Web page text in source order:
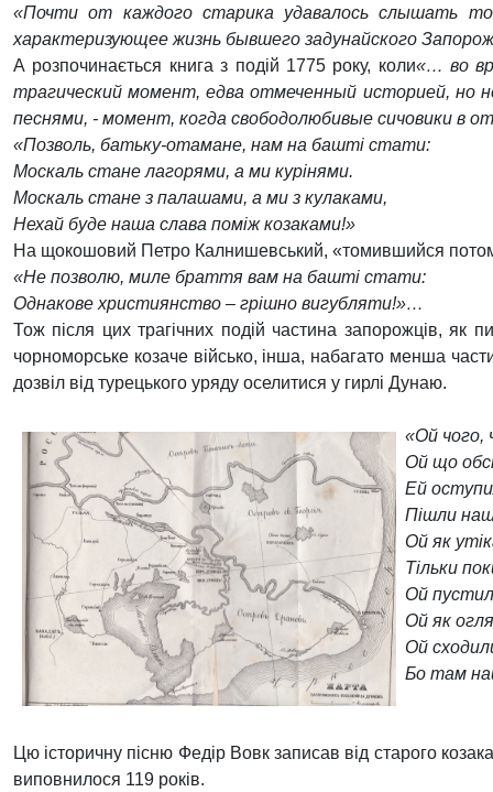
«Почти от каждого старика удавалось слышать
характеризующее жизнь бывшего задунайского
А розпочинається книга з подій 1775 року, коли«… во
трагический момент, едва отмеченный историей, но
песнями, - момент, когда свободолюбивые сичовики в
«Позволь, батьку-отамане, нам на башті стати:
Москаль стане лагорями, а ми курінями.
Москаль стане з палашами, а ми з кулаками,
Нехай буде наша слава поміж козаками!»
На щокошовий Петро Калнишевський, «томившийся
«Не позволю, миле браття вам на башті стати:
Однакове християнство – грішно вигубляти!»…
Тож після цих трагічних подій частина запорожців, як
чорноморське козаче військо, інша, набагато менша
дозвіл від турецького уряду оселитися у гирлі Дунаю.
«Ой чого,
Ой що
Ей
Пішли
Ой як
Тільки
Ой
Ой як
Ой
Бо там
Цю історичну пісню Федір Вовк записав від старого
виповнилося 119 років.